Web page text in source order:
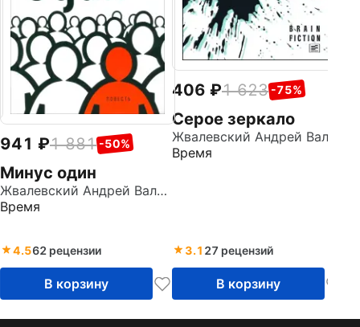
941 1 881 -50%
Минус один
Жвалевский Андрей Валентинович
Время
4.562 рецензии
В корзину
406 1 623 -75%
Серое зеркало
Время
3.1 27 рецензий
В корзину